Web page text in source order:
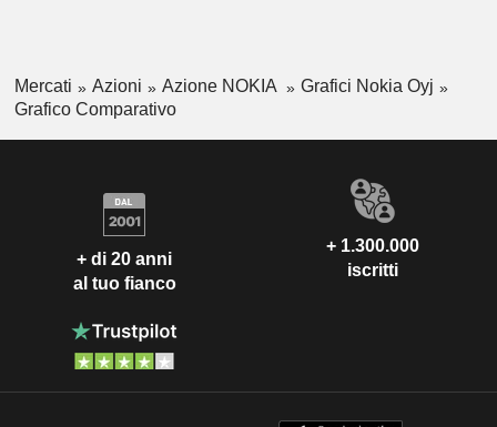
Mercati Azioni Azione NOKIA
Grafici Nokia Oyj
Grafico Comparativo
+ di 20 anni
al tuo fianco
+ 1.300.000
iscritti